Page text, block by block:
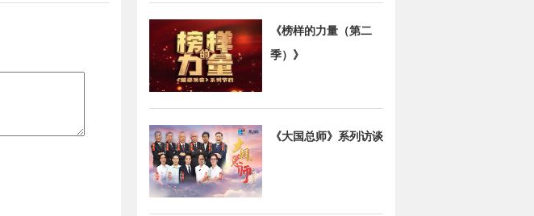
《榜样的力量（第二
季）》
《大国总师》系列访谈